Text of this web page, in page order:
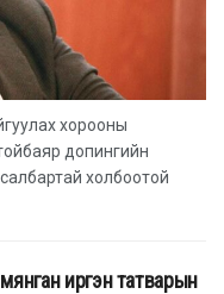
хорооны
допингийн
холбоотой
иргэн татварын